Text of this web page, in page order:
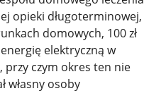
opieki długoterminowej,
domowych, 100 zł
elektryczną w
czym okres ten nie
własny osoby